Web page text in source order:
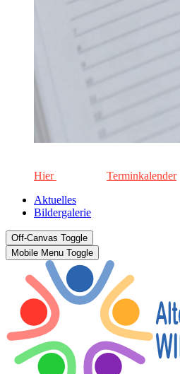
Hier
Terminkalender
Aktuelles
Bildergalerie
Off-Canvas Toggle
Mobile Menu Toggle